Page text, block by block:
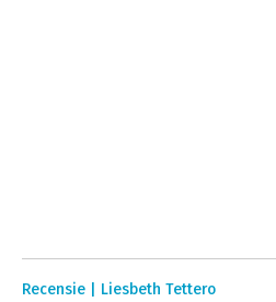
Recensie | Liesbeth Tettero